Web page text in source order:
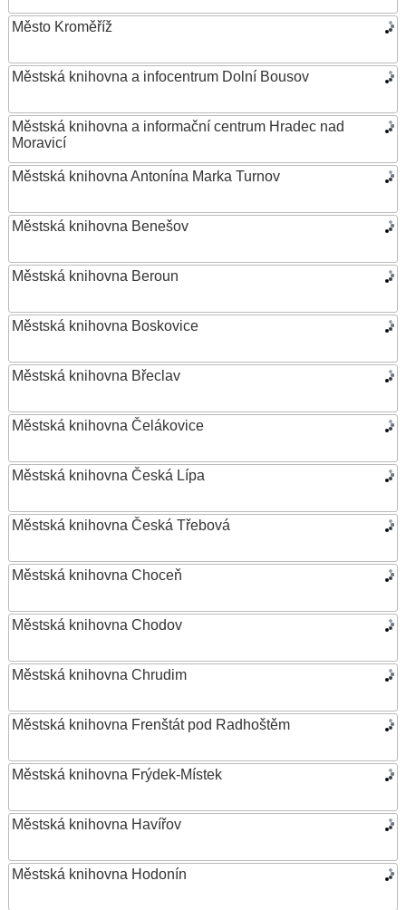
Město Kroměříž
Městská knihovna a infocentrum Dolní Bousov
Městská knihovna a informační centrum Hradec nad
Moravicí
Městská knihovna Antonína Marka Turnov
Městská knihovna Benešov
Městská knihovna Beroun
Městská knihovna Boskovice
Městská knihovna Břeclav
Městská knihovna Čelákovice
Městská knihovna Česká Lípa
Městská knihovna Česká Třebová
Městská knihovna Choceň
Městská knihovna Chodov
Městská knihovna Chrudim
Městská knihovna Frenštát pod Radhoštěm
Městská knihovna Frýdek-Místek
Městská knihovna Havířov
Městská knihovna Hodonín